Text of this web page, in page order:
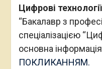
Цифрові
“Бакалавр з
спеціалізацією
основна
ПОКЛИКАННЯМ.